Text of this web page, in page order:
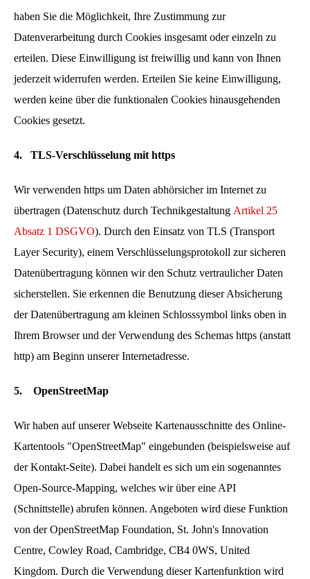
haben Sie die Möglichkeit, Ihre Zustimmung zur
Datenverarbeitung durch Cookies insgesamt oder einzeln zu
erteilen. Diese Einwilligung ist freiwillig und kann von Ihnen
jederzeit widerrufen werden. Erteilen Sie keine Einwilligung,
werden keine über die funktionalen Cookies hinausgehenden
Cookies gesetzt.
4. TLS-Verschlüsselung mit https
Wir verwenden https um Daten abhörsicher im Internet zu
übertragen (Datenschutz durch Technikgestaltung Artikel 25
Absatz 1 DSGVO). Durch den Einsatz von TLS (Transport
Layer Security), einem Verschlüsselungsprotokoll zur sicheren
Datenübertragung können wir den Schutz vertraulicher Daten
sicherstellen. Sie erkennen die Benutzung dieser Absicherung
der Datenübertragung am kleinen Schlosssymbol links oben in
Ihrem Browser und der Verwendung des Schemas https (anstatt
http) am Beginn unserer Internetadresse.
5. OpenStreetMap
Wir haben auf unserer Webseite Kartenausschnitte des Online-
Kartentools "OpenStreetMap" eingebunden (beispielsweise auf
der Kontakt-Seite). Dabei handelt es sich um ein sogenanntes
Open-Source-Mapping, welches wir über eine API
(Schnittstelle) abrufen können. Angeboten wird diese Funktion
von der OpenStreetMap Foundation, St. John's Innovation
Centre, Cowley Road, Cambridge, CB4 0WS, United
Kingdom. Durch die Verwendung dieser Kartenfunktion wird